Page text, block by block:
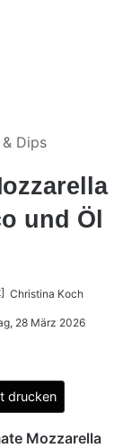
Dips
und Öl
Christina Koch
28 März 2026
drucken
Mozzarella